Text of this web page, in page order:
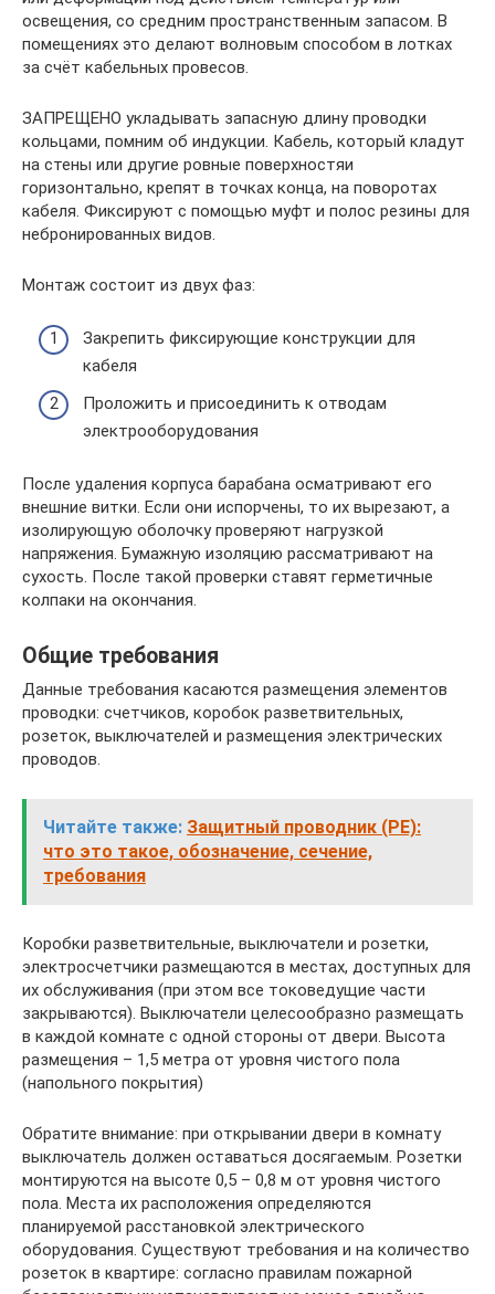
освещения, со средним пространственным запасом. В
помещениях это делают волновым способом в лотках
за счёт кабельных провесов.
ЗАПРЕЩЕНО укладывать запасную длину проводки
кольцами, помним об индукции. Кабель, который кладут
на стены или другие ровные поверхностяи
горизонтально, крепят в точках конца, на поворотах
кабеля. Фиксируют с помощью муфт и полос резины для
небронированных видов.
Монтаж состоит из двух фаз:
Закрепить фиксирующие конструкции для
кабеля
Проложить и присоединить к отводам
электрооборудования
После удаления корпуса барабана осматривают его
внешние витки. Если они испорчены, то их вырезают, а
изолирующую оболочку проверяют нагрузкой
напряжения. Бумажную изоляцию рассматривают на
сухость. После такой проверки ставят герметичные
колпаки на окончания.
Общие требования
Данные требования касаются размещения элементов
проводки: счетчиков, коробок разветвительных,
розеток, выключателей и размещения электрических
проводов.
Читайте также: Защитный проводник (PE):
что это такое, обозначение, сечение,
требования
Коробки разветвительные, выключатели и розетки,
электросчетчики размещаются в местах, доступных для
их обслуживания (при этом все токоведущие части
закрываются). Выключатели целесообразно размещать
в каждой комнате с одной стороны от двери. Высота
размещения – 1,5 метра от уровня чистого пола
(напольного покрытия)
Обратите внимание: при открывании двери в комнату
выключатель должен оставаться досягаемым. Розетки
монтируются на высоте 0,5 – 0,8 м от уровня чистого
пола. Места их расположения определяются
планируемой расстановкой электрического
оборудования. Существуют требования и на количество
розеток в квартире: согласно правилам пожарной